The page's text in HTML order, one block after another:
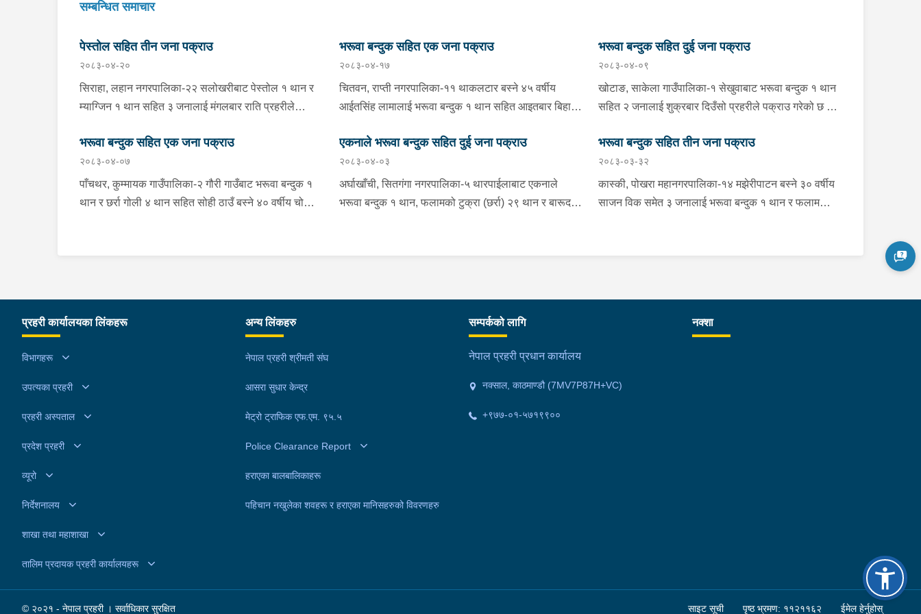
सम्बन्धित समाचार
पेस्तोल सहित तीन जना पक्राउ
२०८३-०४-२०
सिराहा, लहान नगरपालिका-२२ सलोखरीबाट पेस्तोल १ थान र
म्याग्जिन १ थान सहित ३ जनालाई मंगलबार राति प्रहरीले
सबरजीत दास, २० वर्षीय गुरूदेव दास र १९ वर्षीय संजय दास
रहेका छन् । प्रहरी चौकी सितापुरबाट खटिएको प्रहरीले
उनीहरूलाई उक्त पेस्तोल सहित फेला पारी पक्राउ गरेको हो ।
यस सम्बन्धमा प्रहरीले आवश्यक अनुसन्धान गरिरहेको छ ।
भरूवा बन्दुक सहित एक जना पक्राउ
२०८३-०४-१७
चितवन, राप्ती नगरपालिका-११ थाकलटार बस्ने ४५ वर्षीय
आईतसिंह लामालाई भरूवा बन्दुक १ थान सहित आइतबार बिहान
खटिएको प्रहरीले उनको घर तलासी गर्दा उक्त बन्दुक फेला पारी
पक्राउ गरेको हो । यस सम्बन्धमा प्रहरीले आवश्यक अनुसन्धान
गरिरहेको छ ।
भरूवा बन्दुक सहित दुई जना पक्राउ
२०८३-०४-०९
खोटाङ, साकेला गाउँपालिका-१ सेखुवाबाट भरूवा बन्दुक १ थान
सहित २ जनालाई शुक्रबार दिउँसो प्रहरीले पक्राउ गरेको छ ।
दिपेन राई रहेका छन् । अस्थायी प्रहरी पोष्ट निर्मलीडाँडाबाट
खटिएको प्रहरीले उनीहरूलाई उक्त बन्दुक सहित फेला पारी
पक्राउ गरेको हो । यस सम्बन्धमा प्रहरीले आवश्यक अनुसन्धान
गरिरहेको छ ।
भरूवा बन्दुक सहित एक जना पक्राउ
२०८३-०४-०७
पाँचथर, कुम्मायक गाउँपालिका-२ गौरी गाउँबाट भरूवा बन्दुक १
थान र छर्रा गोली ४ थान सहित सोही ठाउँ बस्ने ४० वर्षीय चोक
एकनाले भरूवा बन्दुक सहित दुई जना पक्राउ
२०८३-०४-०३
अर्घाखाँची, सितगंगा नगरपालिका-५ थारपाईलाबाट एकनाले
भरूवा बन्दुक १ थान, फलामको टुक्रा (छर्रा) २९ थान र बारूद
भरूवा बन्दुक सहित तीन जना पक्राउ
२०८३-०३-३२
कास्की, पोखरा महानगरपालिका-१४ मझेरीपाटन बस्ने ३० वर्षीय
साजन विक समेत ३ जनालाई भरूवा बन्दुक १ थान र फलामको
प्रहरी कार्यालयका लिंकहरू
विभागहरू
उपत्यका प्रहरी
प्रहरी अस्पताल
प्रदेश प्रहरी
व्यूरो
निर्देशनालय
शाखा तथा महाशाखा
तालिम प्रदायक प्रहरी कार्यालयहरू
अन्य लिंकहरु
नेपाल प्रहरी श्रीमती संघ
आसरा सुधार केन्द्र
मेट्रो ट्राफिक एफ.एम. ९५.५
Police Clearance Report
हराएका बालबालिकाहरू
पहिचान नखुलेका शवहरू र हराएका मानिसहरुको विवरणहरु
सम्पर्कको लागि
नेपाल प्रहरी प्रधान कार्यालय
नक्साल, काठमाण्डौ (7MV7P87H+VC)
+९७७-०१-५७१९९००
नक्शा
© २०२१ - नेपाल प्रहरी । सर्वाधिकार सुरक्षित साइट सूची पृष्ठ भ्रमण: ११२११६२ ईमेल हेर्नुहोस्